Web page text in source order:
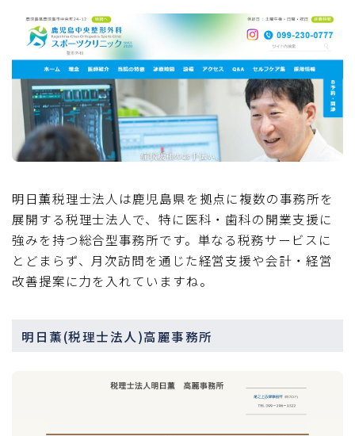
明日薫税理士法人は鹿児島県を拠点に複数の事務所を
展開する税理士法人で、特に医科・歯科の開業支援に
強みを持つ総合型事務所です。単なる税務サービスに
とどまらず、月次訪問を通じた経営支援や会計・経営
改善提案に力を入れていますね。
明日薫(税理士法人)高麗事務所